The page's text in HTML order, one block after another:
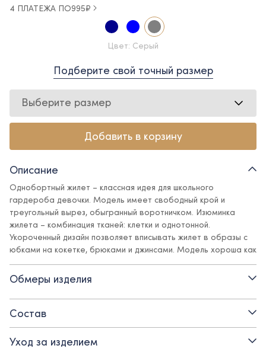
4 ПЛАТЕЖА ПО995₽
Цвет: Серый
Подберите свой точный размер
Выберите размер
Добавить в корзину
Описание
Однобортный жилет – классная идея для школьного
гардероба девочки. Модель имеет свободный крой и
треугольный вырез, обыгранный воротничком. Изюминка
жилета – комбинация тканей: клетки и однотонной.
Укороченный дизайн позволяет вписывать жилет в образы с
юбками на кокетке, брюками и джинсами. Модель хороша как
для прохладных сезонов, в сочетании с водолазкой, так и для
создания легких праздничных образов с блузой.
Детали:
- застежка на прорезные петли и пуговицы
Обмеры изделия
Состав
Уход за изделием